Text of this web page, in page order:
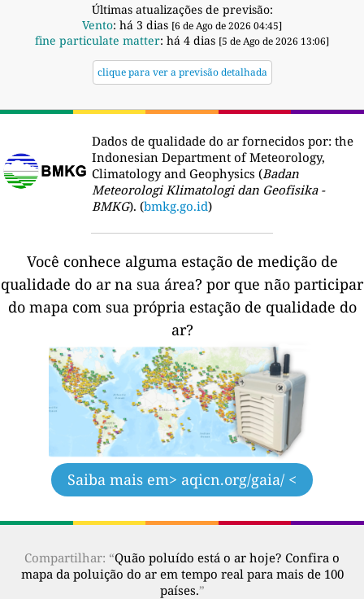
Últimas atualizações de previsão:
Vento: há 3 dias [6 de Ago de 2026 04:45]
fine particulate matter: há 4 dias [5 de Ago de 2026 13:06]
clique para ver a previsão detalhada
Dados de qualidade do ar fornecidos por: the
Indonesian Department of Meteorology,
Climatology and Geophysics (Badan
Meteorologi Klimatologi dan Geofisika -
BMKG). (bmkg.go.id)
Você conhece alguma estação de medição de
qualidade do ar na sua área? por que não participar
do mapa com sua própria estação de qualidade do
ar?
Saiba mais em> aqicn.org/gaia/ <
Compartilhar: “Quão poluído está o ar hoje? Confira o
mapa da poluição do ar em tempo real para mais de 100
países.”